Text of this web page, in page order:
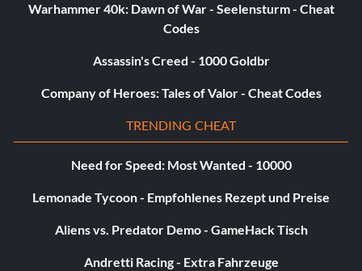
Zielsetzung: Verdiene eine Goldmedaille oder besser für
Attack".
Zielsetzung: Verdiene eine Goldmedaille oder besser für
Warhammer 40k: Dawn of War - Seelensturm - Cheat
Codes
Assassin's Creed - 1000 Goldbr
Company of Heroes: Tales of Valor - Cheat Codes
TRENDING CHEAT
Need for Speed: Most Wanted - 10000
Lemonade Tycoon - Empfohlenes Rezept und Preise
Aliens vs. Predator Demo - GameHack Tisch
Andretti Racing - Extra Fahrzeuge